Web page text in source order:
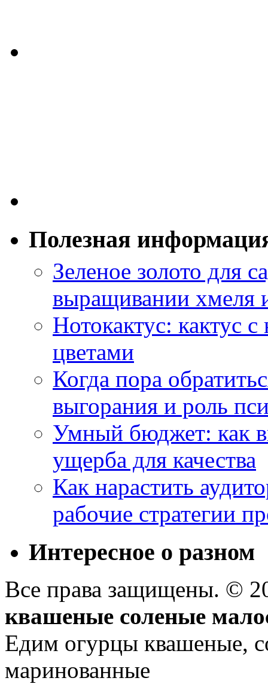
Полезная
Зеленое золото для
выращивании хмеля
Нотокактус: кактус
цветами
Когда пора
выгорания и роль
Умный бюджет: как
ущерба для качества
Как нарастить
рабочие стратегии
Интересное о разном
Все права защищены. ©
квашеные соленые
Едим огурцы квашеные,
маринованные